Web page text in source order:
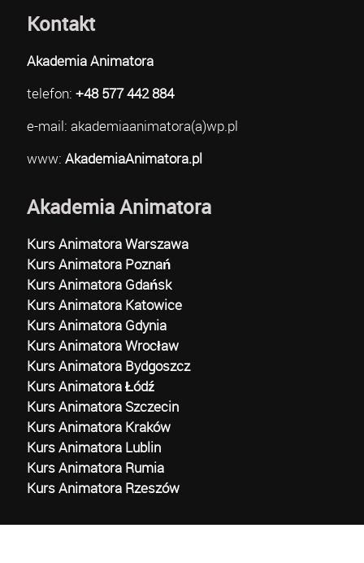
Kontakt
Akademia Animatora
telefon: +48 577 442 884
e-mail: akademiaanimatora(a)wp.pl
www: AkademiaAnimatora.pl
Akademia Animatora
Kurs Animatora Warszawa
Kurs Animatora Poznań
Kurs Animatora Gdańsk
Kurs Animatora Katowice
Kurs Animatora Gdynia
Kurs Animatora Wrocław
Kurs Animatora Bydgoszcz
Kurs Animatora Łódź
Kurs Animatora Szczecin
Kurs Animatora Kraków
Kurs Animatora Lublin
Kurs Animatora Rumia
Kurs Animatora Rzeszów